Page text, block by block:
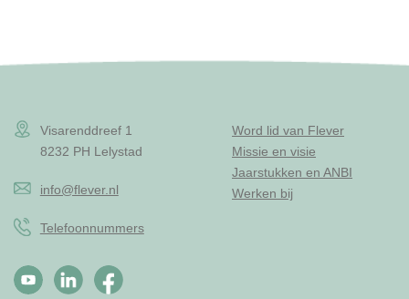
Visarenddreef 1
8232 PH Lelystad
info@flever.nl
Telefoonnummers
Word lid van Flever
Missie en visie
Jaarstukken en ANBI
Werken bij